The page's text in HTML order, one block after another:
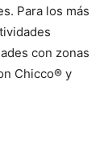
Para los más
con zonas
Chicco® y